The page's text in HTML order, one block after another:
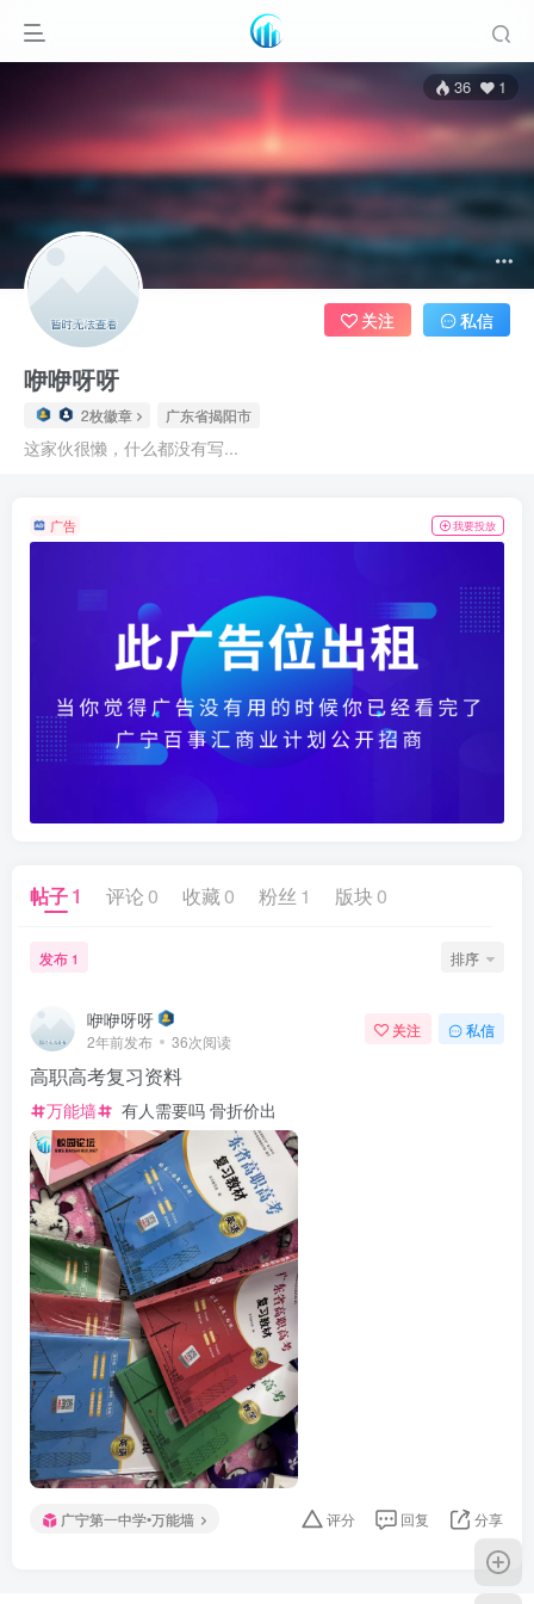
36 1
咿咿呀呀
2枚徽章 广东省揭阳市
这家伙很懒，什么都没有写...
关注 私信
广告 我要投放
帖子1 评论 0 收藏 0 粉丝 1 版块 0
发布 1 排序
咿咿呀呀
2年前发布 36次阅读
关注 私信
高职高考复习资料
万能墙 有人需要吗 骨折价出
广宁第一中学•万能墙 评分 回复 分享